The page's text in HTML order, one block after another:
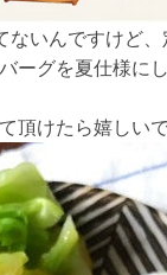
ないんですけど
ーグを夏仕様にし
頂けたら嬉しいで